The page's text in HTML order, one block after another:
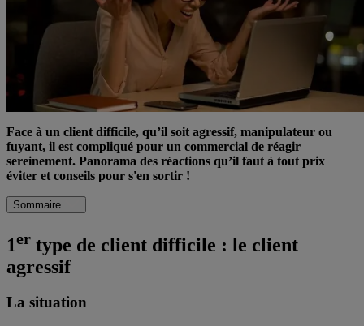
Face à un client difficile, qu’il soit agressif, manipulateur ou
fuyant, il est compliqué pour un commercial de réagir
sereinement. Panorama des réactions qu’il faut à tout prix
éviter et conseils pour s'en sortir !
Sommaire
1er type de client difficile : le client
agressif
La situation